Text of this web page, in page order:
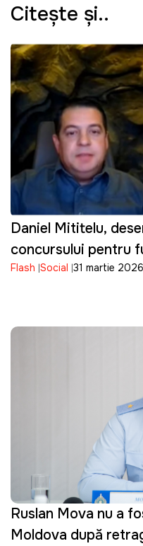
Citeşte şi..
Daniel Mititelu,
concursului pentru
ANRE
Flash Social 31 martie
Ruslan Mova nu a
Moldova după